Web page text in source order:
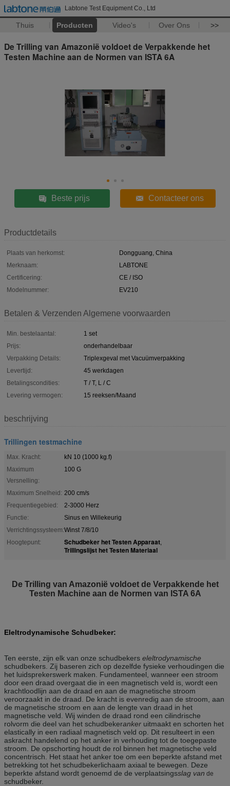
Labtone Test Equipment Co., Ltd
Thuis Producten Video's Over Ons >>
De Trilling van Amazonië voldoet de Verpakkende het
Testen Machine aan de Normen van ISTA 6A
Beste prijs Contacteer ons
Productdetails
Plaats van herkomst:
Dongguang, China
Merknaam:
LABTONE
Certificering:
CE / ISO
Modelnummer:
EV210
Betalen & Verzenden Algemene voorwaarden
Min. bestelaantal:
1 set
Prijs:
onderhandelbaar
Verpakking Details:
Triplexgeval met Vacuümverpakking
Levertijd:
45 werkdagen
Betalingscondities:
T / T, L / C
Levering vermogen:
15 reeksen/Maand
beschrijving
Trillingen testmachine
Max. Kracht:
kN 10 (1000 kg.f)
Maximum
Versnelling:
100 G
Maximum Snelheid: 200 cm/s
Frequentiegebied:
2-3000 Herz
Functie:
Sinus en Willekeurig
Verrichtingssysteem:Winst 7/8/10
Hoogtepunt:
Schudbeker het Testen Apparaat,
Trillingslijst het Testen Materiaal
De Trilling van Amazonië voldoet de Verpakkende het
Testen Machine aan de Normen van ISTA 6A
Eleltrodynamische Schudbeker:
Ten eerste, zijn elk van onze schudbekers eleltrodynamische
schudbekers. Zij baseren zich op dezelfde fysieke verhoudingen die
het luidsprekerswerk maken. Fundamenteel, wanneer een stroom
door een draad overgaat die in een magnetisch veld is, wordt een
krachtloodlijn aan de draad en aan de magnetische stroom
veroorzaakt in de draad. De kracht is evenredig aan de stroom, aan
de magnetische stroom en aan de lengte van draad in het
magnetische veld. Wij winden de draad rond een cilindrische
rolvorm die deel van het schudbekeranker uitmaakt en schorten het
elastically in een radiaal magnetisch veld op. Dit resulteert in een
askracht handelend op het anker in verhouding tot de toegepaste
stroom. De opschorting houdt de rol binnen het magnetische veld
concentrisch. Het staat het anker toe om een beperkte afstand met
betrekking tot het schudbekerlichaam axiaal te bewegen. Deze
beperkte afstand wordt genoemd de de verplaatsingsslag van de
schudbeker.